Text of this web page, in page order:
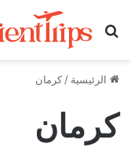
بحث عن
الرئيسية / كرمان
كرمان